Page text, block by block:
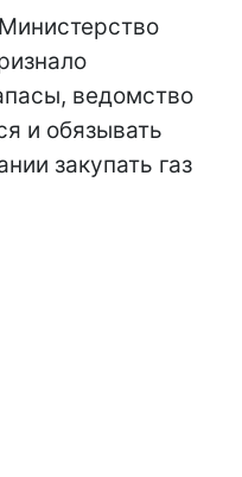
ведомство
и обязывать
закупать газ